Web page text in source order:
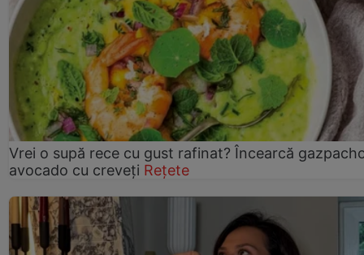
Vrei o supă rece cu gust rafinat? Încearcă
avocado cu creveți Rețete